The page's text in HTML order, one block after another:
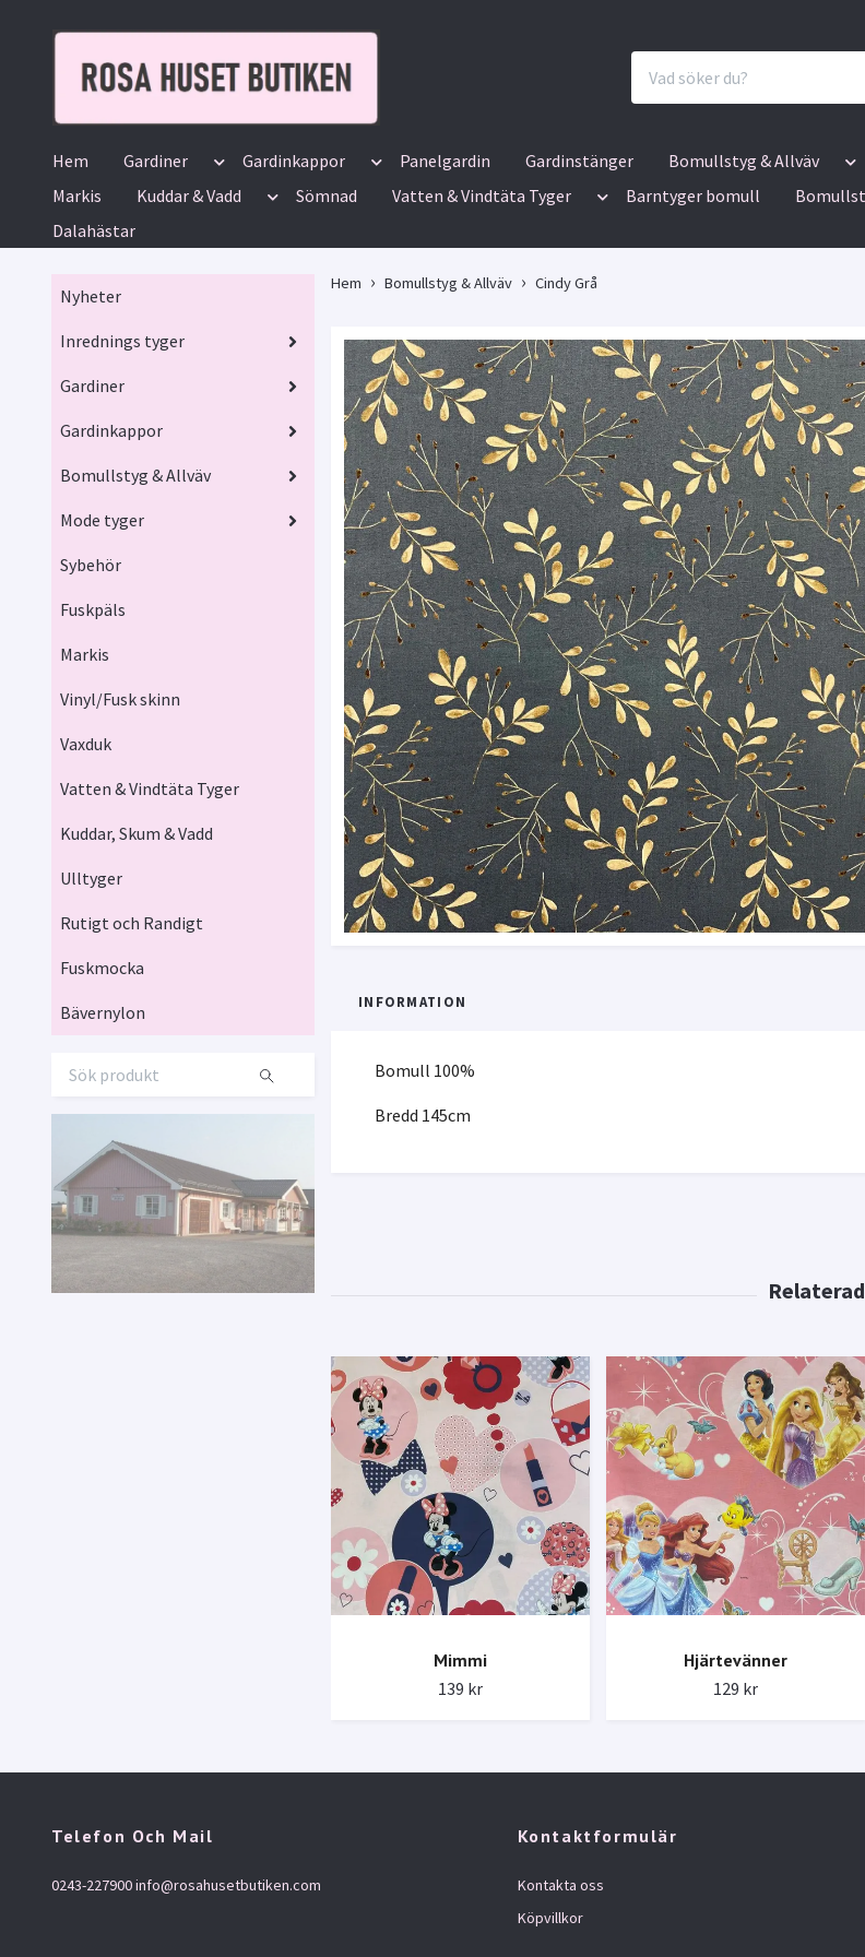
Hem Gardiner Gardinkappor Panelgardin Gardinstänger Bomullstyg & Allväv
Markis
Kuddar & Vadd Sömnad Vatten & Vindtäta Tyger Barntyger bomull
Dalahästar
Nyheter
Inrednings tyger
Gardiner
Gardinkappor
Bomullstyg & Allväv
Mode tyger
Sybehör
Fuskpäls
Markis
Vinyl/Fusk skinn
Vaxduk
Vatten & Vindtäta Tyger
Kuddar, Skum & Vadd
Ulltyger
Rutigt och Randigt
Fuskmocka
Bävernylon
Hem Bomullstyg & Allväv Cindy Grå
INFORMATION
Bomull 100%
Bredd 145cm
Mimmi
139 kr
Hjärtevänner
129 kr
Telefon Och Mail
0243-227900info@rosahusetbutiken.com
Kontaktformulär
Kontakta oss
Köpvillkor